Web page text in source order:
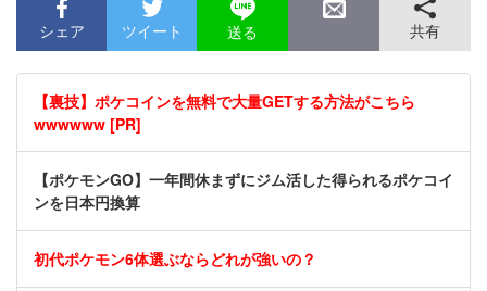
シェア ツイート 送る 共有
【裏技】ポケコインを無料で大量GETする方法がこちら
wwwwww [PR]
【ポケモンGO】一年間休まずにジム活した得られるポケコイ
ンを日本円換算
初代ポケモン6体選ぶならどれが強いの？